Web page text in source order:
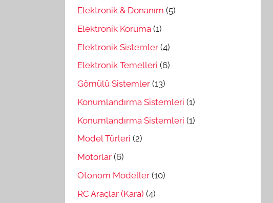
Elektronik & Donanım (5)
Elektronik Koruma (1)
Elektronik Sistemler (4)
Elektronik Temelleri (6)
Gömülü Sistemler (13)
Konumlandırma Sistemleri (1)
Konumlandırma Sistemleri (1)
Model Türleri (2)
Motorlar (6)
Otonom Modeller (10)
RC Araçlar (Kara) (4)